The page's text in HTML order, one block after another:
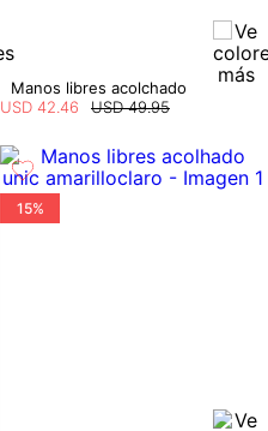
Manos libres acolchado
USD 49.95
USD 42 46
15%